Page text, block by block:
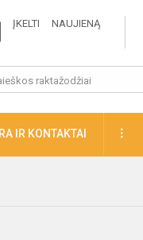
ĮKELTI NAUJIENĄ
IR KONTAKTAI